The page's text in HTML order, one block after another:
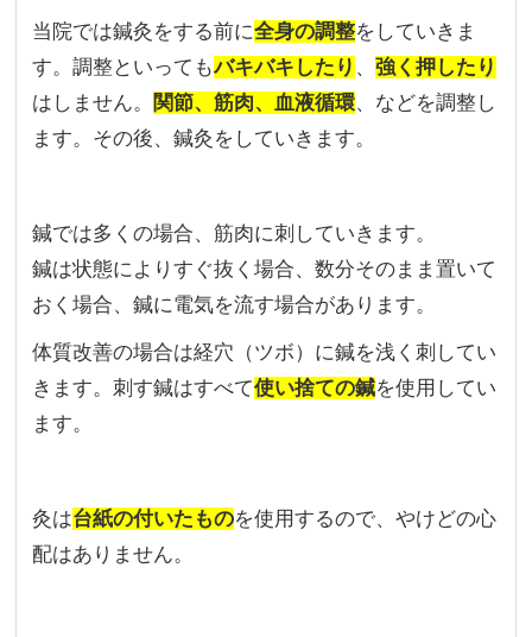
当院では鍼灸をする前に全身の調整をしていきま
す。調整といってもバキバキしたり 、強く押したり
はしません。
関節、筋肉、血液循環、などを調整し
ます。その後、鍼灸をしていきます。
鍼では多くの場合、筋肉に刺していきます。
鍼は状態によりすぐ抜く場合、数分そのまま置いて
おく場合、鍼に電気を流す場合があります。
体質改善の場合は経穴（ツボ）に鍼を浅く刺してい
きます。刺す鍼はすべて使い捨ての鍼を使用してい
ます。
灸は台紙の付いたものを使用するので、やけどの心
配はありません。